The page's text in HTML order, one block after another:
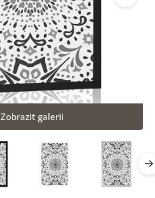
Zobrazit galerii